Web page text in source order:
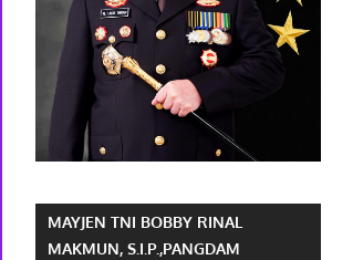
MAYJEN TNI BOBBY RINAL
MAKMUN, S.I.P.,PANGDAM